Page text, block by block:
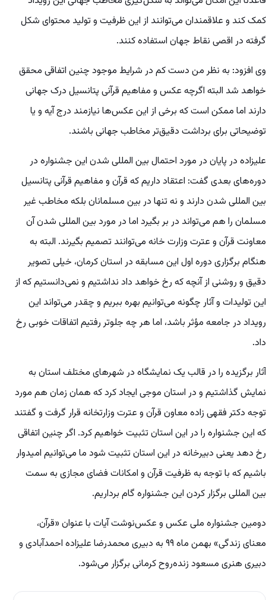
کمک کند و علاقمندان می‌توانند از این ظرفیت و تولید محتوای شکل
گرفته در اقصی نقاط جهان استفاده کنند.
وی افزود: به نظر من دست کم در شرایط موجود چنین اتفاقی محقق
خواهد شد البته اگرچه عکس و مفاهیم قرآنی پتانسیل درک جهانی
دارند اما ممکن است که برخی از این عکس‌ها نیازمند درج آیه و یا
توضیحاتی برای برداشت دقیق‌تر مخاطب جهانی باشند.
علیزاده در پایان در مورد احتمال بین المللی شدن این جشنواره در
دوره‌های بعدی گفت: اعتقاد داریم که قرآن و مفاهیم قرآنی پتانسیل
بین المللی شدن دارند و نه تنها در بین مسلمانان بلکه مخاطب غیر
مسلمان را هم می‌تواند در بر بگیرد اما در مورد بین المللی شدن آن
معاونت قرآن و عترت وزارت خانه می‌توانند تصمیم بگیرند. البته به
هنگام برگزاری دوره اول این مسابقه در استان کرمان، خیلی تصویر
دقیق و روشنی از آنچه که رخ خواهد داد نداشتیم و نمی‌دانستیم که از
این تولیدات و آثار چگونه می‌توانیم بهره ببریم و چقدر می‌تواند این
رویداد در جامعه مؤثر باشد، اما هر چه جلوتر رفتیم اتفاقات خوبی رخ
داد.
آثار برگزیده را در قالب یک نمایشگاه در شهرهای مختلف استان به
نمایش گذاشتیم و در استان موجی ایجاد کرد که همان زمان هم مورد
توجه دکتر فقهی زاده معاون قرآن و عترت وزارتخانه قرار گرفت و گفتند
که این جشنواره را در این استان تثبیت خواهیم کرد. اگر چنین اتفاقی
رخ دهد یعنی دبیرخانه در این استان تثبیت شود ما می‌توانیم امیدوار
باشیم که با توجه به ظرفیت قرآن و امکانات فضای مجازی به سمت
بین المللی برگزار کردن این جشنواره گام برداریم.
دومین جشنواره ملی عکس و عکس‌نوشت آیات با عنوان «قرآن،
معنای زندگی» بهمن ماه ۹۹ به دبیری محمدرضا علیزاده احمدآبادی و
دبیری هنری مسعود زنده‌روح کرمانی برگزار می‌شود.